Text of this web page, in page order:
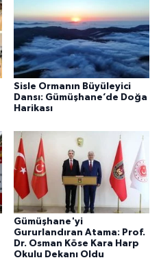
Sisle Ormanın Büyüleyici
Dansı: Gümüşhane’de Doğa
Harikası
Gümüşhane'yi
Gururlandıran Atama: Prof.
Dr. Osman Köse Kara Harp
Okulu Dekanı Oldu